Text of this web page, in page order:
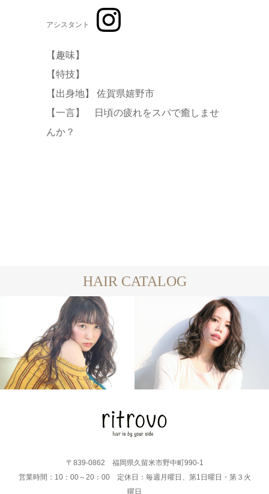
アシスタント
【趣味】
【特技】
【出身地】 佐賀県嬉野市
【一言】 日頃の疲れをスパで癒しませ
んか？
HAIR CATALOG
LONG MEDIUM
〒839-0862 福岡県久留米市野中町990-1
営業時間：10：00～20：00 定休日：毎週月曜日、第1日曜日・第３火
曜日